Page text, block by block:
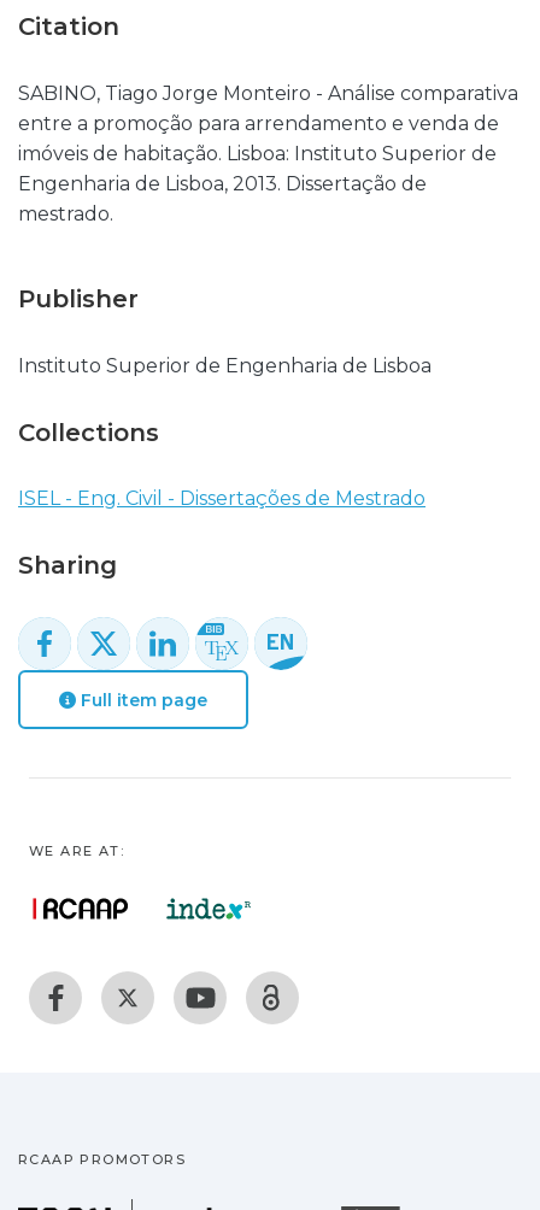
Citation
SABINO, Tiago Jorge Monteiro - Análise comparativa
entre a promoção para arrendamento e venda de
imóveis de habitação. Lisboa: Instituto Superior de
Engenharia de Lisboa, 2013. Dissertação de
mestrado.
Publisher
Instituto Superior de Engenharia de Lisboa
Collections
ISEL - Eng. Civil - Dissertações de Mestrado
Sharing
Full item page
WE ARE AT:
RCAAP PROMOTORS